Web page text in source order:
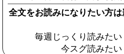
全文をお読みになりたい方
毎週じっくり読みたい
今スグ読みたい